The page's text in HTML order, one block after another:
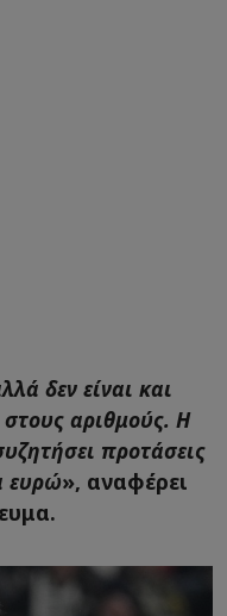
δεν είναι και
αριθμούς. Η
προτάσεις
ευρώ», αναφέρει